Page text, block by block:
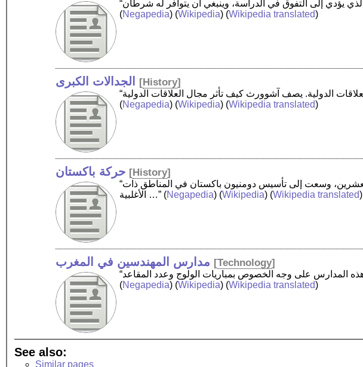
(Negapedia) (Wikipedia) (Wikipedia translated)
الجدالات الكبرى [History]
(Negapedia) (Wikipedia) (Wikipedia translated)
حركة باكستان [History]
“حركة باكستان أو تحريك باكستان هي حركة سياسية برزت في النصف الأول من القرن العشرين، وسعت إلى تأسيس دومنيون باكستان في المناطق ذات
الأغلبية …” (Negapedia) (Wikipedia) (Wikipedia translated)
مدارس المهندسين في المغرب [Technology]
(Negapedia) (Wikipedia) (Wikipedia translated)
See also:
Similar pages